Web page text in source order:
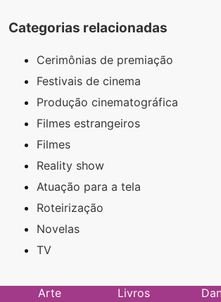
Categorias relacionadas
Cerimônias de premiação
Festivais de cinema
Produção cinematográfica
Filmes estrangeiros
Filmes
Reality show
Atuação para a tela
Roteirização
Novelas
TV
Arte Livros